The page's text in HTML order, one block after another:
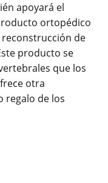
apoyará el
ortopédico
de
producto se
que los
otra
regalo de los